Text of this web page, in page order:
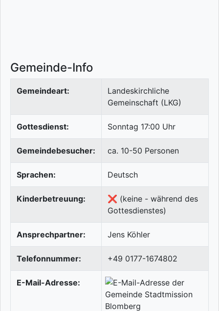
Gemeinde-Info
Gemeindeart:
Landeskirchliche
Gemeinschaft (LKG)
Gottesdienst: Sonntag 17:00 Uhr
Gemeindebesucher: ca. 10-50 Personen
Sprachen: Deutsch
Kinderbetreuung:
❌ (keine - während des
Gottesdienstes)
Ansprechpartner: Jens Köhler
Telefonnummer: +49 0177-1674802
E-Mail-Adresse: